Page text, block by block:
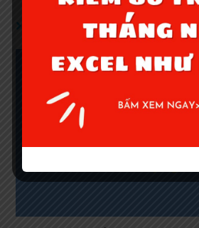
YOU MIGHT ALSO LIKE